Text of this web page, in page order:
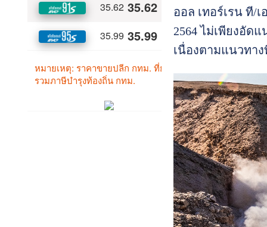
ออล เทอร์เรน ที/เ
2564 ไม่เพียงอัด
เนื่องตามแนวทา